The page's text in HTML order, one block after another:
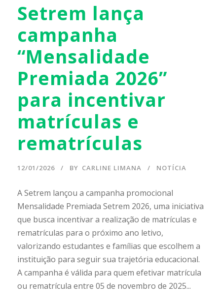
Setrem lança
campanha
“Mensalidade
Premiada 2026”
para incentivar
matrículas e
rematrículas
12/01/2026 BY CARLINE LIMANA NOTÍCIA
A Setrem lançou a campanha promocional
Mensalidade Premiada Setrem 2026, uma iniciativa
que busca incentivar a realização de matrículas e
rematrículas para o próximo ano letivo,
valorizando estudantes e famílias que escolhem a
instituição para seguir sua trajetória educacional.
A campanha é válida para quem efetivar matrícula
ou rematrícula entre 05 de novembro de 2025...